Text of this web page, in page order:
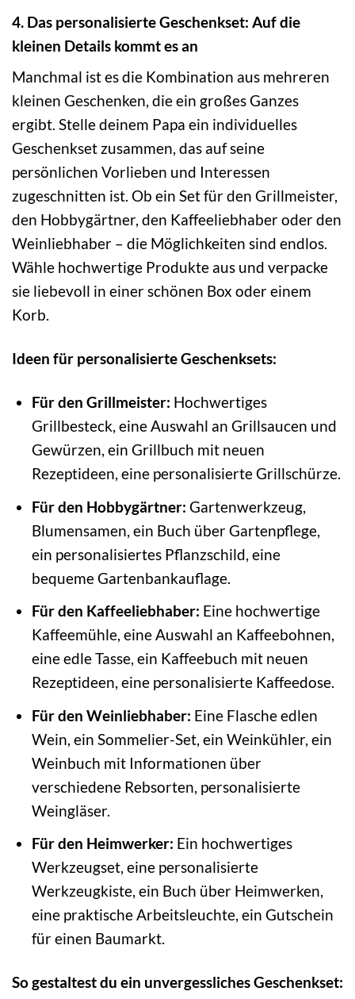
4. Das personalisierte Geschenkset: Auf die
kleinen Details kommt es an
Manchmal ist es die Kombination aus mehreren
kleinen Geschenken, die ein großes Ganzes
ergibt. Stelle deinem Papa ein individuelles
Geschenkset zusammen, das auf seine
persönlichen Vorlieben und Interessen
zugeschnitten ist. Ob ein Set für den Grillmeister,
den Hobbygärtner, den Kaffeeliebhaber oder den
Weinliebhaber – die Möglichkeiten sind endlos.
Wähle hochwertige Produkte aus und verpacke
sie liebevoll in einer schönen Box oder einem
Korb.
Ideen für personalisierte Geschenksets:
Für den Grillmeister: Hochwertiges
Grillbesteck, eine Auswahl an Grillsaucen und
Gewürzen, ein Grillbuch mit neuen
Rezeptideen, eine personalisierte Grillschürze.
Für den Hobbygärtner: Gartenwerkzeug,
Blumensamen, ein Buch über Gartenpflege,
ein personalisiertes Pflanzschild, eine
bequeme Gartenbankauflage.
Für den Kaffeeliebhaber: Eine hochwertige
Kaffeemühle, eine Auswahl an Kaffeebohnen,
eine edle Tasse, ein Kaffeebuch mit neuen
Rezeptideen, eine personalisierte Kaffeedose.
Für den Weinliebhaber: Eine Flasche edlen
Wein, ein Sommelier-Set, ein Weinkühler, ein
Weinbuch mit Informationen über
verschiedene Rebsorten, personalisierte
Weingläser.
Für den Heimwerker: Ein hochwertiges
Werkzeugset, eine personalisierte
Werkzeugkiste, ein Buch über Heimwerken,
eine praktische Arbeitsleuchte, ein Gutschein
für einen Baumarkt.
So gestaltest du ein unvergessliches Geschenkset: